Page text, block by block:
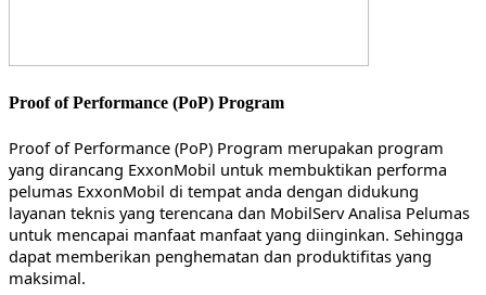
Proof of Performance (PoP) Program
Proof of Performance (PoP) Program merupakan program
yang dirancang ExxonMobil untuk membuktikan performa
pelumas ExxonMobil di tempat anda dengan didukung
layanan teknis yang terencana dan MobilServ Analisa Pelumas
untuk mencapai manfaat manfaat yang diinginkan. Sehingga
dapat memberikan penghematan dan produktifitas yang
maksimal.